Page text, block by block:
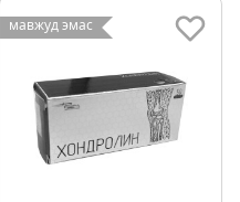
мавжуд эмас